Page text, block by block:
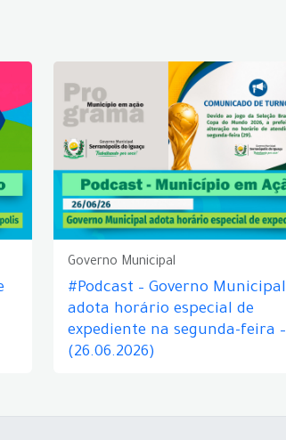
Governo Municipal
#Podcast – Governo Municipal
adota horário especial de
expediente na segunda-feira –
(26.06.2026)